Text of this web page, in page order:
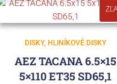
DISKY HLINÍKOVÉ DISKY
AEZ TACANA 6.5×15
5×110 ET35 SD65,1